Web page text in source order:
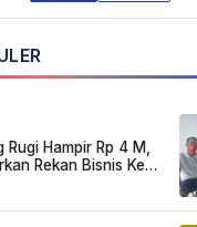
Rugi Hampir Rp 4 M,
Rekan Bisnis Ke